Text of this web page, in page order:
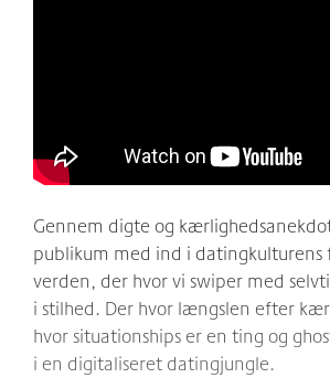
Gennem digte og
publikum med ind i datingkulturens
verden, der hvor vi swiper med
i stilhed. Der hvor længslen efter
hvor situationships er en ting og
i en digitaliseret datingjungle.